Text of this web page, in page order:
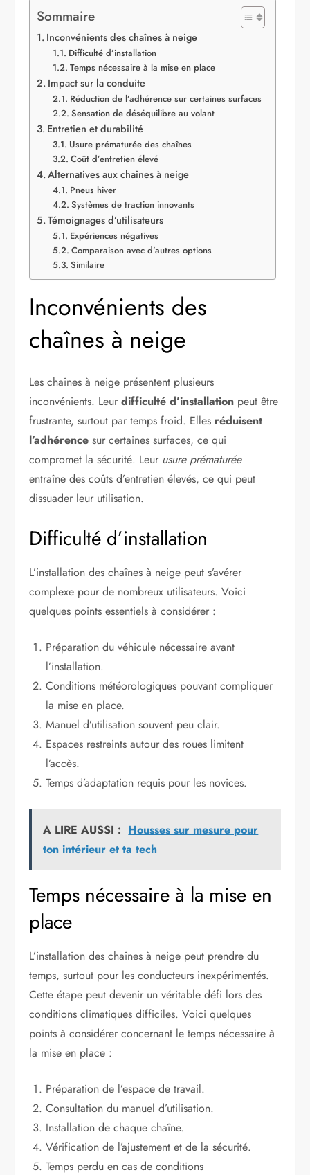
Sommaire
Inconvénients des chaînes à neige
Difficulté d’installation
Temps nécessaire à la mise en place
Impact sur la conduite
Réduction de l’adhérence sur certaines surfaces
Sensation de déséquilibre au volant
Entretien et durabilité
Usure prématurée des chaînes
Coût d’entretien élevé
Alternatives aux chaînes à neige
Pneus hiver
Systèmes de traction innovants
Témoignages d’utilisateurs
Expériences négatives
Comparaison avec d’autres options
Similaire
Inconvénients des
chaînes à neige
Les chaînes à neige présentent plusieurs
inconvénients. Leurdifficulté d’installation peut être
frustrante, surtout par temps froid. Elles réduisent
l’adhérence sur certaines surfaces, ce qui
compromet la sécurité. Leur usure prématurée
entraîne des coûts d’entretien élevés, ce qui peut
dissuader leur utilisation.
Difficulté d’installation
L’installation des chaînes à neige peut s’avérer
complexe pour de nombreux utilisateurs. Voici
quelques points essentiels à considérer :
Préparation du véhicule nécessaire avant
l’installation.
Conditions météorologiques pouvant compliquer
la mise en place.
Manuel d’utilisation souvent peu clair.
Espaces restreints autour des roues limitent
l’accès.
Temps d’adaptation requis pour les novices.
A LIRE AUSSI : Housses sur mesure pour
ton intérieur et ta tech
Temps nécessaire à la mise en
place
L’installation des chaînes à neige peut prendre du
temps, surtout pour les conducteurs inexpérimentés.
Cette étape peut devenir un véritable défi lors des
conditions climatiques difficiles. Voici quelques
points à considérer concernant le temps nécessaire à
la mise en place :
Préparation de l’espace de travail.
Consultation du manuel d’utilisation.
Installation de chaque chaîne.
Vérification de l’ajustement et de la sécurité.
Temps perdu en cas de conditions